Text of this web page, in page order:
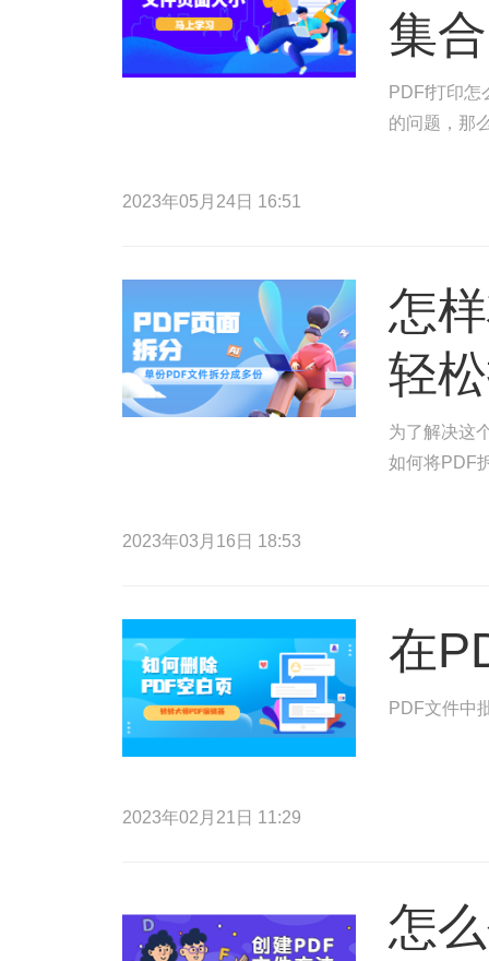
集
PDFf打印
的问题，那
2023年05月24日 16:51
怎
轻
为了解决这
如何将PDF
2023年03月16日 18:53
在
PDF文件中
2023年02月21日 11:29
怎